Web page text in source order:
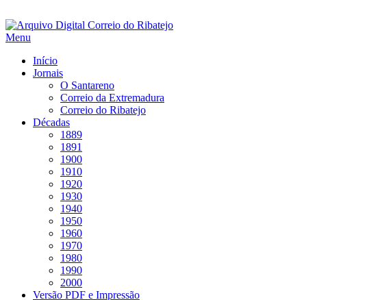
Saltar
para
Menu
Início
Jornais
O Santareno
Correio da Extremadura
Correio do Ribatejo
Décadas
1889
1891
1900
1910
1920
1930
1940
1950
1960
1970
1980
1990
2000
Versão PDF e Impressão